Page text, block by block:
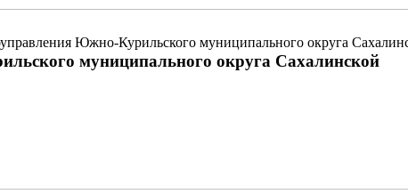
Южно-Курильского муниципального округа
муниципального округа Сахалинской